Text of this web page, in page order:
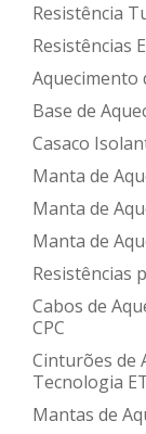
Resistência
Resistências
Aquecimento
Base de
Casaco
Manta de
Manta de
Manta de
Resistências
Cabos de
CPC
Cinturões de
Tecnologia
Mantas de